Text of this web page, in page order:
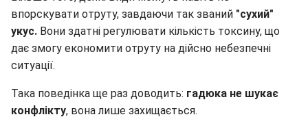
впорскувати отруту, завдаючи так званий "сухий"
укус. Вони здатні регулювати кількість токсину, що
дає змогу економити отруту на дійсно небезпечні
ситуації.
Така поведінка ще раз доводить: гадюка не шукає
конфлікту, вона лише захищається.